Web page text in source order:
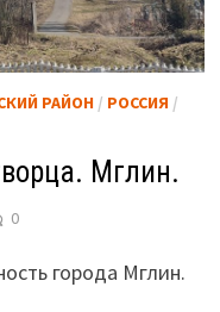
РАЙОН/ РОССИЯ /
Мглин.
0
города Мглин.